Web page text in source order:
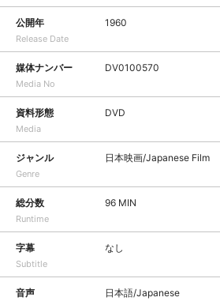
公開年
Release Date
1960
媒体ナンバー
Media No
DV0100570
資料形態
Media
DVD
ジャンル
Genre
日本映画/Japanese Film
総分数
Runtime
96 MIN
字幕
Subtitle
なし
音声 日本語/Japanese